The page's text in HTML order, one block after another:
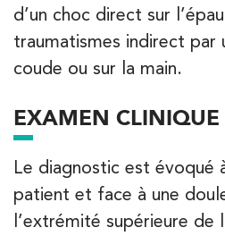
d’un choc direct sur
traumatismes indirect par
coude ou sur la main.
EXAMEN CLINIQUE
Le diagnostic est évoqué
patient et face à une
l’extrémité supérieure de
IK Châtenay-Malabry –
380 Av. de la Division
Châtenay-Malabry
01 43 50 05 24
PRENEZ RDV SUR
PRENEZ RDV SUR